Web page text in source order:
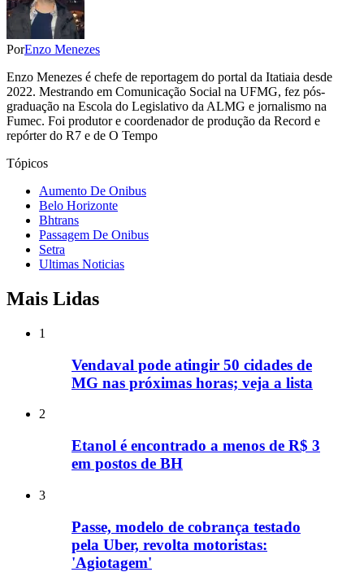
PorEnzo Menezes
Enzo Menezes é chefe de reportagem do portal da Itatiaia desde
2022. Mestrando em Comunicação Social na UFMG, fez pós-
graduação na Escola do Legislativo da ALMG e jornalismo na
Fumec. Foi produtor e coordenador de produção da Record e
repórter do R7 e de O Tempo
Tópicos
Aumento De Onibus
Belo Horizonte
Bhtrans
Passagem De Onibus
Setra
Ultimas Noticias
Mais Lidas
1
Vendaval pode atingir 50 cidades de
MG nas próximas horas; veja a lista
2
Etanol é encontrado a menos de R$ 3
em postos de BH
3
Passe, modelo de cobrança testado
pela Uber, revolta motoristas:
'Agiotagem'